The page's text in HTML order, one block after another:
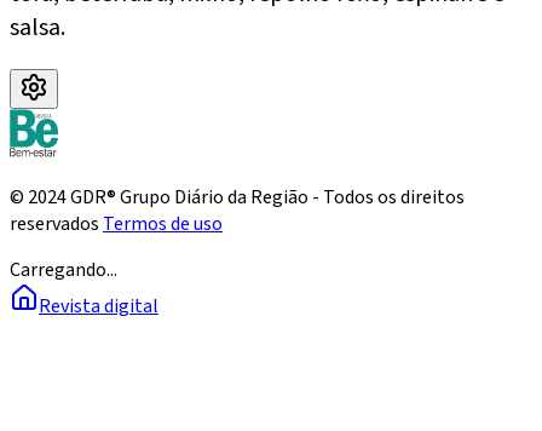
salsa.
© 2024 GDR® Grupo Diário da Região - Todos os direitos
reservados Termos de uso
Carregando...
Revista digital